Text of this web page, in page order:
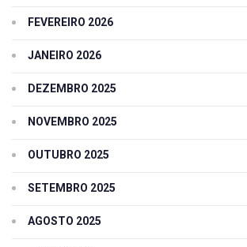
FEVEREIRO 2026
JANEIRO 2026
DEZEMBRO 2025
NOVEMBRO 2025
OUTUBRO 2025
SETEMBRO 2025
AGOSTO 2025